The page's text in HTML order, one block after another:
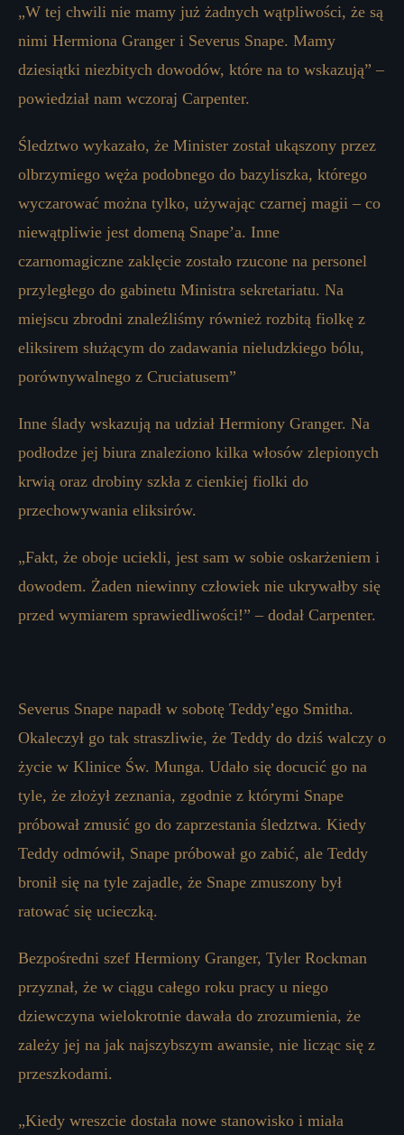
„W tej chwili nie mamy już żadnych wątpliwości, że są
nimi Hermiona Granger i Severus Snape. Mamy
dziesiątki niezbitych dowodów, które na to wskazują” –
powiedział nam wczoraj Carpenter.
Śledztwo wykazało, że Minister został ukąszony przez
olbrzymiego węża podobnego do bazyliszka, którego
wyczarować można tylko, używając czarnej magii – co
niewątpliwie jest domeną Snape’a. Inne
czarnomagiczne zaklęcie zostało rzucone na personel
przyległego do gabinetu Ministra sekretariatu. Na
miejscu zbrodni znaleźliśmy również rozbitą fiolkę z
eliksirem służącym do zadawania nieludzkiego bólu,
porównywalnego z Cruciatusem”
Inne ślady wskazują na udział Hermiony Granger. Na
podłodze jej biura znaleziono kilka włosów zlepionych
krwią oraz drobiny szkła z cienkiej fiolki do
przechowywania eliksirów.
„Fakt, że oboje uciekli, jest sam w sobie oskarżeniem i
dowodem. Żaden niewinny człowiek nie ukrywałby się
przed wymiarem sprawiedliwości!” – dodał Carpenter.
Severus Snape napadł w sobotę Teddy’ego Smitha.
Okaleczył go tak straszliwie, że Teddy do dziś walczy o
życie w Klinice Św. Munga. Udało się docucić go na
tyle, że złożył zeznania, zgodnie z którymi Snape
próbował zmusić go do zaprzestania śledztwa. Kiedy
Teddy odmówił, Snape próbował go zabić, ale Teddy
bronił się na tyle zajadle, że Snape zmuszony był
ratować się ucieczką.
Bezpośredni szef Hermiony Granger, Tyler Rockman
przyznał, że w ciągu całego roku pracy u niego
dziewczyna wielokrotnie dawała do zrozumienia, że
zależy jej na jak najszybszym awansie, nie licząc się z
przeszkodami.
„Kiedy wreszcie dostała nowe stanowisko i miała